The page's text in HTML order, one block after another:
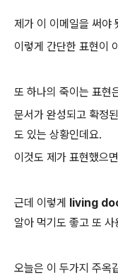
제가 이 이메일을 써야
이렇게 간단한 표현이
또 하나의 죽이는 표현
문서가 완성되고 확정
도 있는 상황인데요.
이것도 제가 표현했으
근데 이렇게 living
알아 먹기도 좋고 또
오늘은 이 두가지 주옥